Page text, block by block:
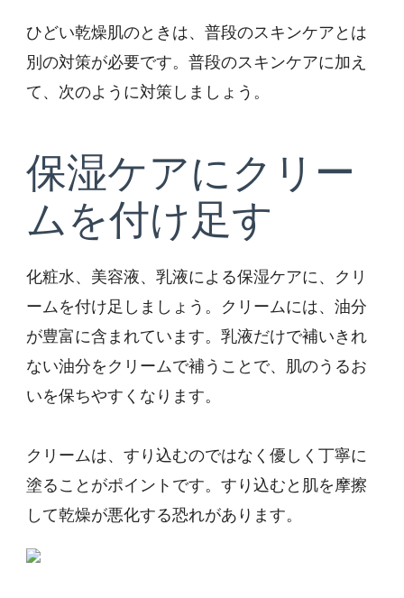
ひどい乾燥肌のときは、普段のスキンケアとは
別の対策が必要です。普段のスキンケアに加え
て、次のように対策しましょう。
保湿ケアにクリー
ムを付け足す
化粧水、美容液、乳液による保湿ケアに、クリ
ームを付け足しましょう。クリームには、油分
が豊富に含まれています。乳液だけで補いきれ
ない油分をクリームで補うことで、肌のうるお
いを保ちやすくなります。
クリームは、すり込むのではなく優しく丁寧に
塗ることがポイントです。すり込むと肌を摩擦
して乾燥が悪化する恐れがあります。